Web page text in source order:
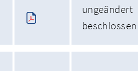
ungeändert
beschlossen